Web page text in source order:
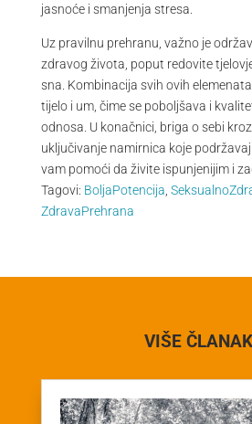
jasnoće i smanjenja stresa.
Uz pravilnu prehranu, važno je
zdravog života, poput redovite
sna. Kombinacija svih ovih
tijelo i um, čime se poboljšava i
odnosa. U konačnici, briga o sebi
uključivanje namirnica koje
vam pomoći da živite ispunjenijim i
Tagovi: BoljaPotencija
ZdravaPrehrana
VIŠE